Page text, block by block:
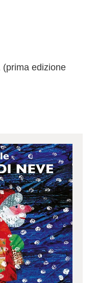
(prima edizione